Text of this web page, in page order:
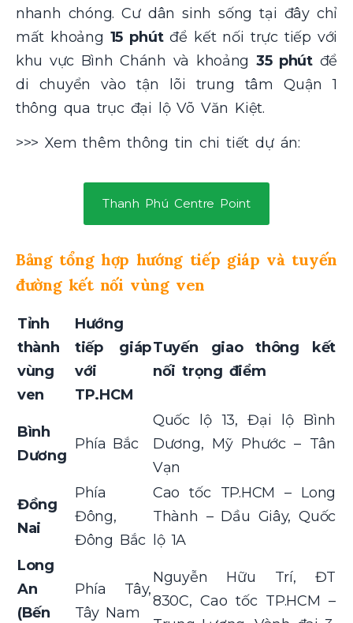
nhanh chóng. Cư dân sinh sống tại đây chỉ
mất khoảng 15 phútđể kết nối trực tiếp với
khu vực Bình Chánh và khoảng 35 phútđể
di chuyển vào tận lõi trung tâm Quận 1
thông qua trục đại lộ Võ Văn Kiệt.
>>> Xem thêm thông tin chi tiết dự án:
Thanh Phú Centre Point
Bảng tổng hợp hướng tiếp giáp và tuyến
đường kết nối vùng ven
Tỉnh
thành
vùng
ven
Hướng
tiếp giáp
với
TP.HCM
Tuyến giao thông kết
nối trọng điểm
Bình
Dương
Phía Bắc
Quốc lộ 13, Đại lộ Bình
Dương, Mỹ Phước – Tân
Vạn
Đồng
Nai
Phía
Đông,
Đông Bắc
Cao tốc TP.HCM – Long
Thành – Dầu Giây, Quốc
lộ 1A
Long
An
(Bến
Phía Tây,
Tây Nam
Nguyễn Hữu Trí, ĐT
830C, Cao tốc TP.HCM –